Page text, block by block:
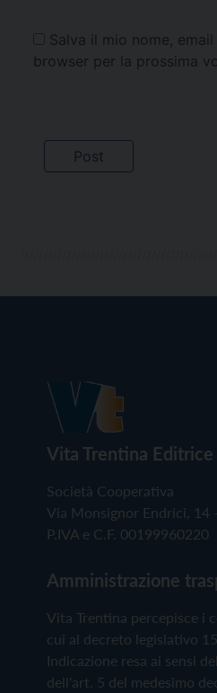
Salva il mio nome,
browser per la prossima
Vita Trentina Editrice
Società Cooperativa
Via Monsignor Endrici, 14
P.IVA e C.F. 00199960220
Amministrazione
Vita Trentina percepisce
cui al decreto legislativo
Indicazione resa ai sensi
dell'art. 5 del medesimo